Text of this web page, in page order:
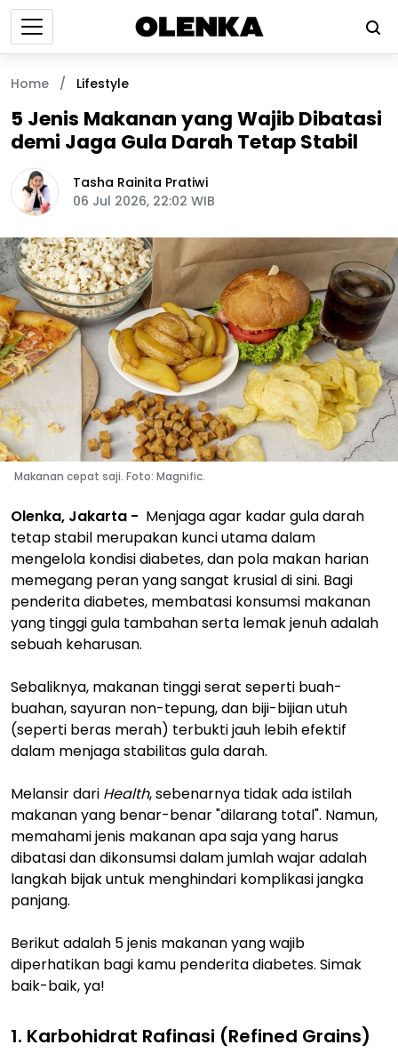
Home / Lifestyle
5 Jenis Makanan yang Wajib Dibatasi
demi Jaga Gula Darah Tetap Stabil
Tasha Rainita Pratiwi
06 Jul 2026, 22:02 WIB
Makanan cepat saji. Foto: Magnific.
Olenka, Jakarta - Menjaga agar kadar gula darah
tetap stabil merupakan kunci utama dalam
mengelola kondisi diabetes, dan pola makan harian
memegang peran yang sangat krusial di sini. Bagi
penderita diabetes, membatasi konsumsi makanan
yang tinggi gula tambahan serta lemak jenuh adalah
sebuah keharusan.
Sebaliknya, makanan tinggi serat seperti buah-
buahan, sayuran non-tepung, dan biji-bijian utuh
(seperti beras merah) terbukti jauh lebih efektif
dalam menjaga stabilitas gula darah.
Melansir dari Health, sebenarnya tidak ada istilah
makanan yang benar-benar "dilarang total". Namun,
memahami jenis makanan apa saja yang harus
dibatasi dan dikonsumsi dalam jumlah wajar adalah
langkah bijak untuk menghindari komplikasi jangka
panjang.
Berikut adalah 5 jenis makanan yang wajib
diperhatikan bagi kamu penderita diabetes. Simak
baik-baik, ya!
1. Karbohidrat Rafinasi (Refined Grains)